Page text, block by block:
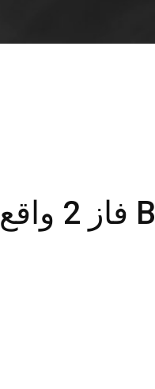
جدول انباری های قطعه B5 فاز 2 واقع